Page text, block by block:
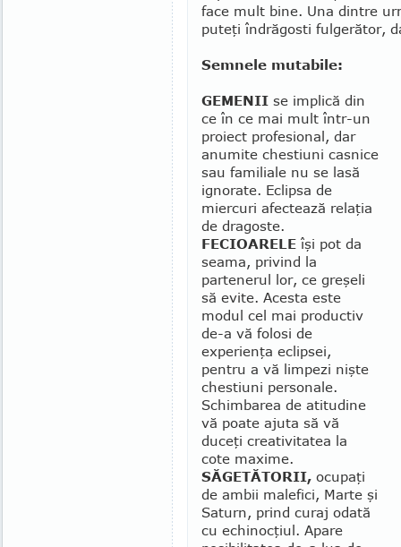
face mult bine. Una dintre
puteţi îndrăgosti fulgerător,
Semnele mutabile:
GEMENII se implică din
ce în ce mai mult într-un
proiect profesional, dar
anumite chestiuni casnice
sau familiale nu se lasă
ig­no­rate. Eclipsa de
miercuri afectează relaţia
de dragoste.
FECIOARELE îşi pot da
seama, privind la
partenerul lor, ce greşeli
să evite. Acesta este
modul cel mai productiv
de-a vă folosi de
experienţa eclipsei,
pentru a vă limpezi nişte
chestiuni personale.
Schimbarea de atitudine
vă poate ajuta să vă
duceţi creativitatea la
cote maxime.
SĂGETĂTORII, ocupaţi
de ambii male­fici, Marte şi
Saturn, prind curaj odată
cu echinocţiul. Apare